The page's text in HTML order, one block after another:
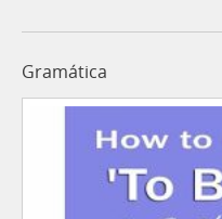
Gramática